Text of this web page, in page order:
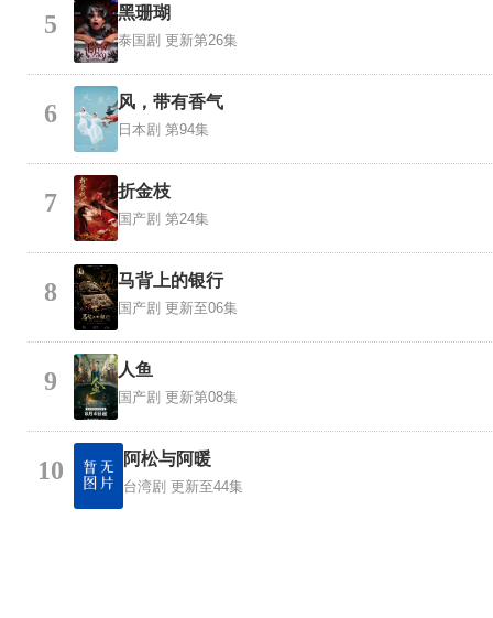
5 黑珊瑚
泰国剧 更新第26集
6 风，带有香气
日本剧 第94集
7 折金枝
国产剧 第24集
8 马背上的银行
国产剧 更新至06集
9 人鱼
国产剧 更新第08集
10 阿松与阿暖
台湾剧 更新至44集